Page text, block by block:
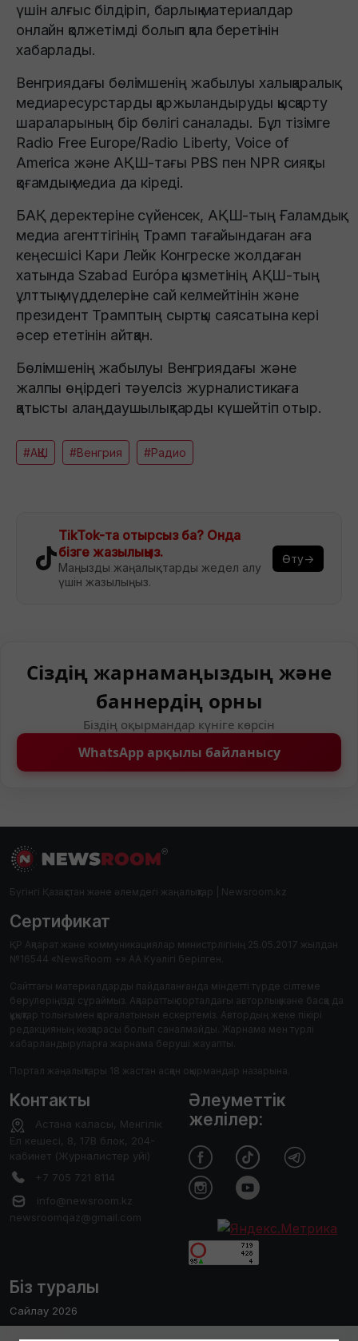
үшін алғыс білдіріп, барлық материалдар
онлайн қолжетімді болып қала беретінін
хабарлады.
Венгриядағы бөлімшенің жабылуы халықаралық
медиаресурстарды қаржыландыруды қысқарту
шараларының бір бөлігі саналады. Бұл тізімге
Radio Free Europe/Radio Liberty, Voice of
America және АҚШ-тағы PBS пен NPR сияқты
қоғамдық медиа да кіреді.
БАҚ деректеріне сүйенсек, АҚШ-тың Ғаламдық
медиа агенттігінің Трамп тағайындаған аға
кеңесшісі Кари Лейк Конгреске жолдаған
хатында Szabad Európa қызметінің АҚШ-тың
ұлттық мүдделеріне сай келмейтінін және
президент Трамптың сыртқы саясатына кері
әсер ететінін айтқан.
Бөлімшенің жабылуы Венгриядағы және
жалпы өңірдегі тәуелсіз журналистикаға
қатысты алаңдаушылықтарды күшейтіп отыр.
#АҚШ #Венгрия #Радио
TikTok-та отырсыз ба? Онда
бізге жазылыңыз.
Маңызды жаңалықтарды жедел алу
үшін жазылыңыз.
Өту→
Сіздің жарнамаңыздың және
баннердің орны
Біздің оқырмандар күніге көрсін
WhatsApp арқылы байланысу
Бүгінгі Қазақстан және әлемдегі жаңалықтар | Newsroom.kz
Сертификат
ҚР Ақпарат және коммуникациялар министрлігінің 25.05.2017 жылдан
№16544 «NewsRoom +» АА Куәлігі берілген.
Сайттағы материалдарды пайдаланғанда міндетті түрде сілтеме
берулеріңізді сұраймыз. Ақпараттық порталдағы авторлық және басқа да
құқықтар толығымен қорғалатынын ескертеміз. Автордың жеке пікірі
редакцияның көзқарасы болып саналмайды. Жарнама мен түрлі
хабарландыруларға жарнама беруші жауапты.
Портал жаңалықтары 18 жастан асқан оқырмандар назарына.
Контакты
Астана каласы, Менгілік
Ел кешесі, 8, 17В блок, 204-
кабинет (Журналистер уйі)
+7 705 721 8114
info@newsroom.kz
newsroomqaz@gmail.com
Біз туралы
Сайлау 2026
Әлеуметтік
желілер: